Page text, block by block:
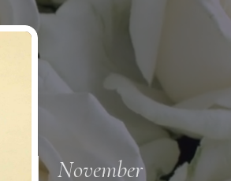
November